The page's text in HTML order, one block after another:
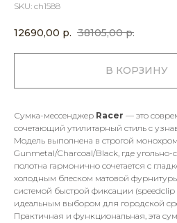
SKU: ch1588
12690,00 р. 38105,00 р.
В КОРЗИНУ
Сумка-мессенджер Racer — это
сочетающий утилитарный стиль с
Модель выполнена в строгой
Gunmetal/Charcoal/Black, где
полотна гармонично сочетается с
холодным блеском матовой
системой быстрой фиксации (speedclip
идеальным выбором для городской
Практичная и функциональная, эта